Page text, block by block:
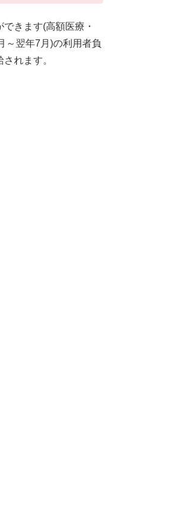
きます(高額医療・
～翌年7月)の利用者負
れます。